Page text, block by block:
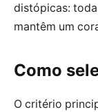
distópicas:
mantêm um
Como
O critério